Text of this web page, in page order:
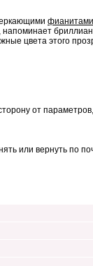
фианитами
цвета этого
от
или вернуть по